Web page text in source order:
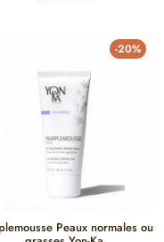
-20%
Peaux normales ou